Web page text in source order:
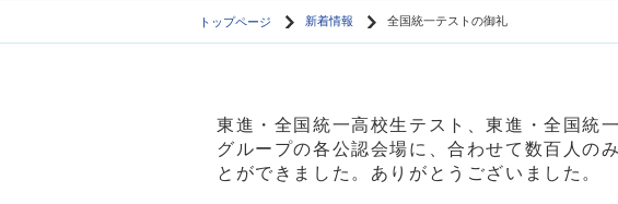
トップページ 新着情報 全国統一テストの御礼
東進・全国統一高校生テスト、東進・全国統
グループの各公認会場に、合わせて数百人の
とができました。ありがとうございました。